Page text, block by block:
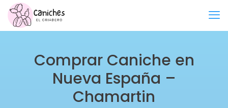
Comprar Caniche en
Nueva España –
Chamartin